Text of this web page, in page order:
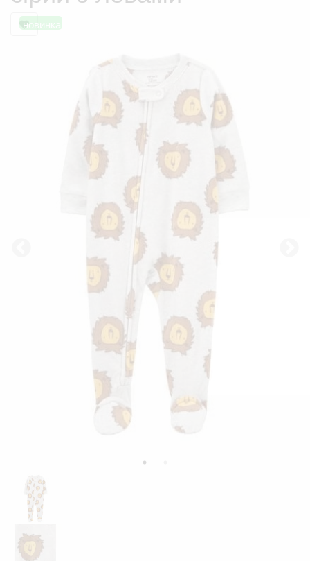
новинка!